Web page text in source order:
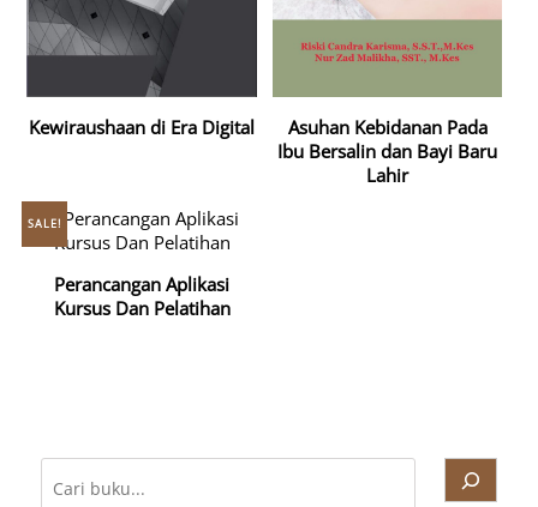
Kewiraushaan di Era Digital
Asuhan Kebidanan Pada
Ibu Bersalin dan Bayi Baru
Lahir
SALE!
Perancangan Aplikasi
Kursus Dan Pelatihan